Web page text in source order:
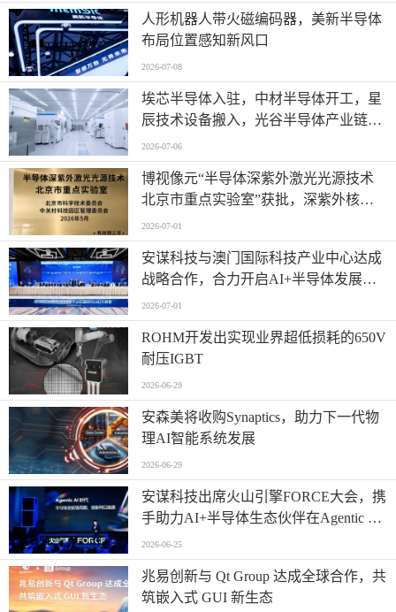
人形机器人带火磁编码器，美新半导体
布局位置感知新风口
2026-07-08
埃芯半导体入驻，中材半导体开工，星
辰技术设备搬入，光谷半导体产业链有
新进展→
2026-07-06
博视像元“半导体深紫外激光光源技术
北京市重点实验室”获批，深紫外核心
技术再获权威认可
2026-07-01
安谋科技与澳门国际科技产业中心达成
战略合作，合力开启AI+半导体发展
“芯”篇章
2026-07-01
ROHM开发出实现业界超低损耗的650V
耐压IGBT
2026-06-29
安森美将收购Synaptics，助力下一代物
理AI智能系统发展
2026-06-29
安谋科技出席火山引擎FORCE大会，携
手助力AI+半导体生态伙伴在Agentic AI
时代高效创新
2026-06-25
兆易创新与 Qt Group 达成全球合作，共
筑嵌入式 GUI 新生态